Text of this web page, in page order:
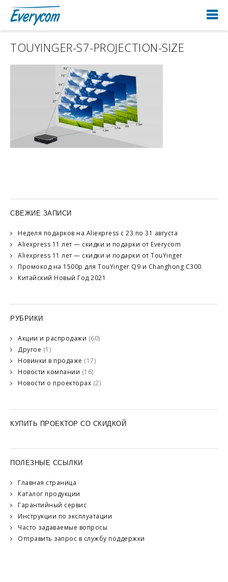
TOUYINGER-S7-PROJECTION-SIZE
СВЕЖИЕ ЗАПИСИ
Неделя подарков на Aliexpress с 23 по 31 августа
Aliexpress 11 лет — скидки и подарки от Everycom
Aliexpress 11 лет — скидки и подарки от TouYinger
Промокод на 1500р для TouYinger Q9 и Changhong C300
Китайский Новый Год 2021
РУБРИКИ
Акции и распродажи (60)
Другое (1)
Новинки в продаже (17)
Новости компании (16)
Новости о проекторах (2)
КУПИТЬ ПРОЕКТОР СО СКИДКОЙ
ПОЛЕЗНЫЕ ССЫЛКИ
Главная страница
Каталог продукции
Гарантийный сервис
Инструкции по эксплуатации
Часто задаваемые вопросы
Отправить запрос в службу поддержки